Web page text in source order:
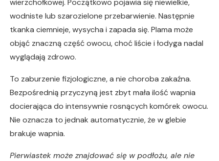
wierzchołkowej. Początkowo pojawia się niewielkie,
wodniste lub szarozielone przebarwienie. Następnie
tkanka ciemnieje, wysycha i zapada się. Plama może
objąć znaczną część owocu, choć liście i łodyga nadal
wyglądają zdrowo.
To zaburzenie fizjologiczne, a nie choroba zakaźna.
Bezpośrednią przyczyną jest zbyt mała ilość wapnia
docierająca do intensywnie rosnących komórek owocu.
Nie oznacza to jednak automatycznie, że w glebie
brakuje wapnia.
Pierwiastek może znajdować się w podłożu, ale nie